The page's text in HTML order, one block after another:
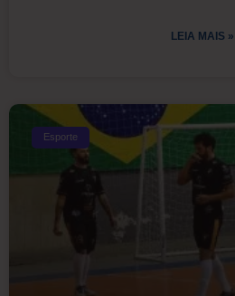
LEIA MAIS »
Esporte